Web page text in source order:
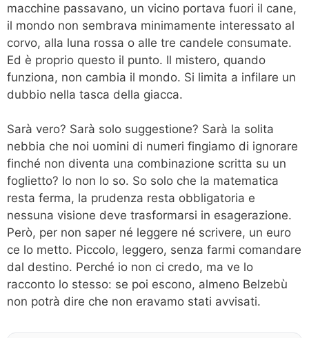
macchine passavano, un vicino portava fuori il cane,
il mondo non sembrava minimamente interessato al
corvo, alla luna rossa o alle tre candele consumate.
Ed è proprio questo il punto. Il mistero, quando
funziona, non cambia il mondo. Si limita a infilare un
dubbio nella tasca della giacca.
Sarà vero? Sarà solo suggestione? Sarà la solita
nebbia che noi uomini di numeri fingiamo di ignorare
finché non diventa una combinazione scritta su un
foglietto? Io non lo so. So solo che la matematica
resta ferma, la prudenza resta obbligatoria e
nessuna visione deve trasformarsi in esagerazione.
Però, per non saper né leggere né scrivere, un euro
ce lo metto. Piccolo, leggero, senza farmi comandare
dal destino. Perché io non ci credo, ma ve lo
racconto lo stesso: se poi escono, almeno Belzebù
non potrà dire che non eravamo stati avvisati.